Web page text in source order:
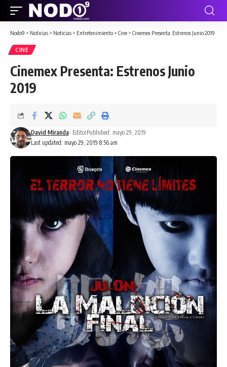
Nodo9 > Noticias > Noticias > Entretenimiento > Cine > Cinemex Presenta: Estrenos Junio 2019
CINE
Cinemex Presenta: Estrenos Junio
2019
Last updated: mayo 29, 2019 8:56 am
David Miranda- EditorPublished: mayo 29, 2019